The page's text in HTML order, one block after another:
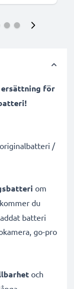
ersättning för
/
om
kommer du
batteri
go-pro
och